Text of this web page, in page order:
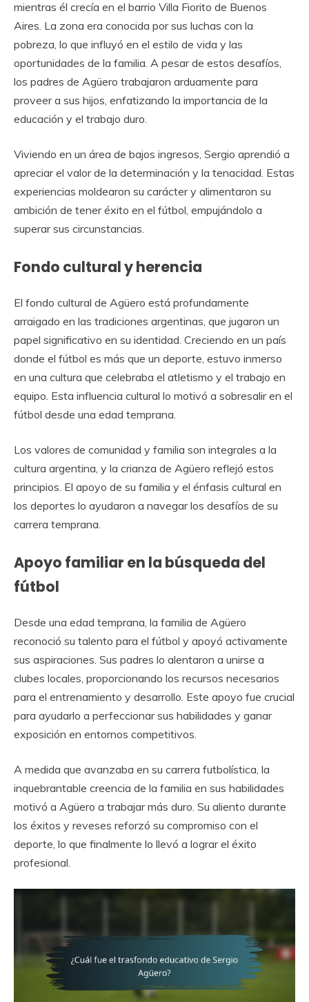
mientras él crecía en el barrio Villa Fiorito de Buenos
Aires. La zona era conocida por sus luchas con la
pobreza, lo que influyó en el estilo de vida y las
oportunidades de la familia. A pesar de estos desafíos,
los padres de Agüero trabajaron arduamente para
proveer a sus hijos, enfatizando la importancia de la
educación y el trabajo duro.
Viviendo en un área de bajos ingresos, Sergio aprendió a
apreciar el valor de la determinación y la tenacidad. Estas
experiencias moldearon su carácter y alimentaron su
ambición de tener éxito en el fútbol, empujándolo a
superar sus circunstancias.
Fondo cultural y herencia
El fondo cultural de Agüero está profundamente
arraigado en las tradiciones argentinas, que jugaron un
papel significativo en su identidad. Creciendo en un país
donde el fútbol es más que un deporte, estuvo inmerso
en una cultura que celebraba el atletismo y el trabajo en
equipo. Esta influencia cultural lo motivó a sobresalir en el
fútbol desde una edad temprana.
Los valores de comunidad y familia son integrales a la
cultura argentina, y la crianza de Agüero reflejó estos
principios. El apoyo de su familia y el énfasis cultural en
los deportes lo ayudaron a navegar los desafíos de su
carrera temprana.
Apoyo familiar en la búsqueda del
fútbol
Desde una edad temprana, la familia de Agüero
reconoció su talento para el fútbol y apoyó activamente
sus aspiraciones. Sus padres lo alentaron a unirse a
clubes locales, proporcionando los recursos necesarios
para el entrenamiento y desarrollo. Este apoyo fue crucial
para ayudarlo a perfeccionar sus habilidades y ganar
exposición en entornos competitivos.
A medida que avanzaba en su carrera futbolística, la
inquebrantable creencia de la familia en sus habilidades
motivó a Agüero a trabajar más duro. Su aliento durante
los éxitos y reveses reforzó su compromiso con el
deporte, lo que finalmente lo llevó a lograr el éxito
profesional.